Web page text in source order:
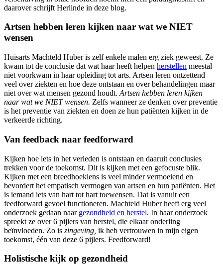
daarover schrijft Herlinde in deze blog.
Artsen hebben leren kijken naar wat we NIET
wensen
Huisarts Machteld Huber is zelf enkele malen erg ziek geweest. Ze
kwam tot de conclusie dat wat haar heeft helpen herstellen meestal
niet voorkwam in haar opleiding tot arts. Artsen leren ontzettend
veel over ziekten en hoe deze ontstaan en over behandelingen maar
niet over wat mensen gezond houdt. Artsen hebben leren kijken
naar wat we NIET wensen. Zelfs wanneer ze denken over preventie
is het preventie van ziekten en doen ze hun patiënten kijken in de
verkeerde richting.
Van feedback naar feedforward
Kijken hoe iets in het verleden is ontstaan en daaruit conclusies
trekken voor de toekomst. Dit is kijken met een gefocuste blik.
Kijken met een breedhoeklens is veel minder vermoeiend en
bevordert het empatisch vermogen van artsen en hun patiënten. Het
is iemand iets van hart tot hart toewensen. Dat is vanuit een
feedforward gevoel functioneren. Machteld Huber heeft erg veel
onderzoek gedaan naar gezondheid en herstel. In haar onderzoek
spreekt ze over 6 pijlers van herstel, die elkaar onderling
beïnvloeden. Zo is zingeving, ik heb vertrouwen in mijn eigen
toekomst, één van deze 6 pijlers. Feedforward!
Holistische kijk op gezondheid